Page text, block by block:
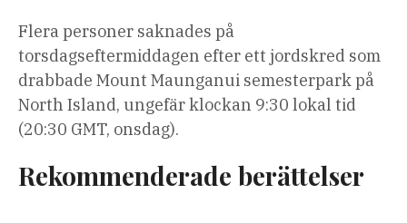
Flera personer saknades på
torsdagseftermiddagen efter ett jordskred som
drabbade Mount Maunganui semesterpark på
North Island, ungefär klockan 9:30 lokal tid
(20:30 GMT, onsdag).
Rekommenderade berättelser